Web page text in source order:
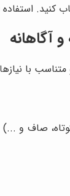
آگاهانه
با
صاف و